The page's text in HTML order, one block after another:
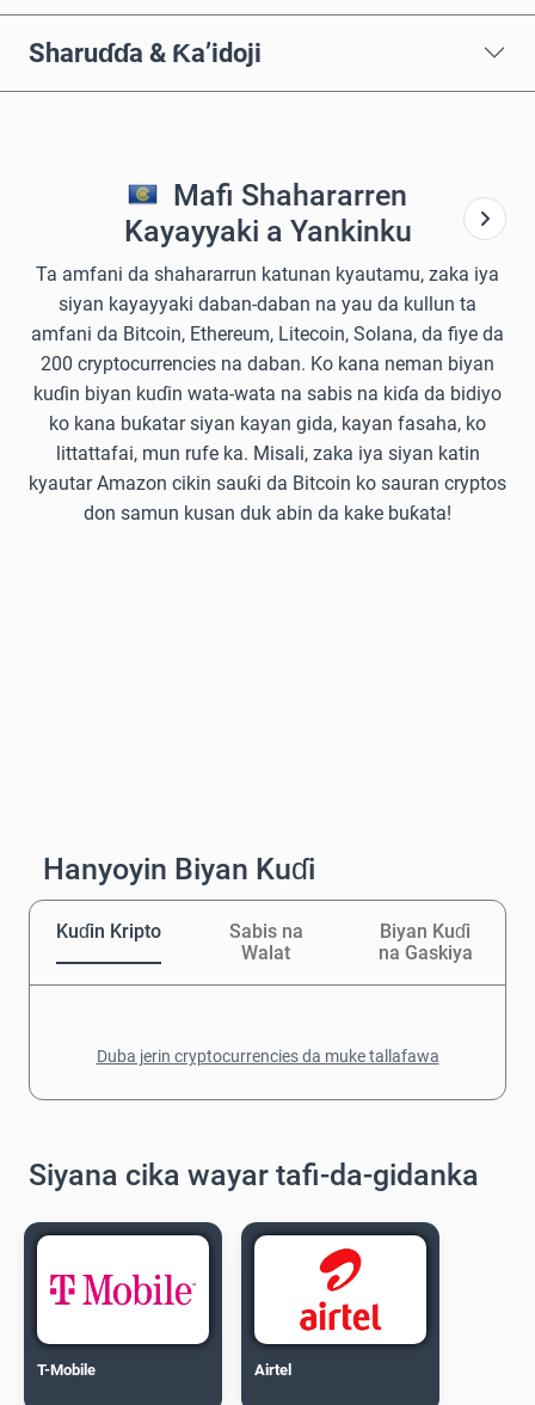
Sharuɗɗa & Ƙa’idoji
Mafi Shahararren
Kayayyaki a Yankinku
Ta amfani da shahararrun katunan kyautamu, zaka iya
siyan kayayyaki daban-daban na yau da kullun ta
amfani da Bitcoin, Ethereum, Litecoin, Solana, da fiye da
200 cryptocurrencies na daban. Ko kana neman biyan
kuɗin biyan kuɗin wata-wata na sabis na kiɗa da bidiyo
ko kana buƙatar siyan kayan gida, kayan fasaha, ko
littattafai, mun rufe ka. Misali, zaka iya siyan katin
kyautar Amazon cikin sauƙi da Bitcoin ko sauran cryptos
don samun kusan duk abin da kake buƙata!
Hanyoyin Biyan Kuɗi
Kuɗin Kripto
Sabis na
Walat
Biyan Kuɗi
na Gaskiya
Duba jerin cryptocurrencies da muke tallafawa
Siyana cika wayar tafi-da-gidanka
T-Mobile Airtel